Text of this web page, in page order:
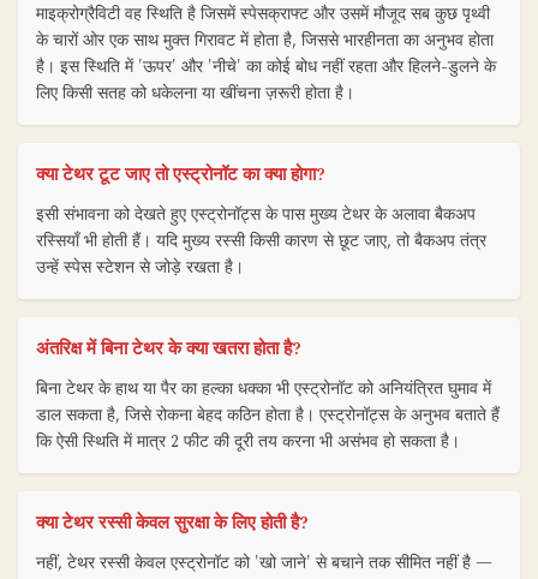
माइक्रोग्रैविटी वह स्थिति है जिसमें स्पेसक्राफ्ट और उसमें मौजूद सब कुछ पृथ्वी
के चारों ओर एक साथ मुक्त गिरावट में होता है, जिससे भारहीनता का अनुभव होता
है। इस स्थिति में 'ऊपर' और 'नीचे' का कोई बोध नहीं रहता और हिलने-डुलने के
लिए किसी सतह को धकेलना या खींचना ज़रूरी होता है।
क्या टेथर टूट जाए तो एस्ट्रोनॉट का क्या होगा?
इसी संभावना को देखते हुए एस्ट्रोनॉट्स के पास मुख्य टेथर के अलावा बैकअप
रस्सियाँ भी होती हैं। यदि मुख्य रस्सी किसी कारण से छूट जाए, तो बैकअप तंत्र
उन्हें स्पेस स्टेशन से जोड़े रखता है।
अंतरिक्ष में बिना टेथर के क्या खतरा होता है?
बिना टेथर के हाथ या पैर का हल्का धक्का भी एस्ट्रोनॉट को अनियंत्रित घुमाव में
डाल सकता है, जिसे रोकना बेहद कठिन होता है। एस्ट्रोनॉट्स के अनुभव बताते हैं
कि ऐसी स्थिति में मात्र 2 फीट की दूरी तय करना भी असंभव हो सकता है।
क्या टेथर रस्सी केवल सुरक्षा के लिए होती है?
नहीं, टेथर रस्सी केवल एस्ट्रोनॉट को 'खो जाने' से बचाने तक सीमित नहीं है —